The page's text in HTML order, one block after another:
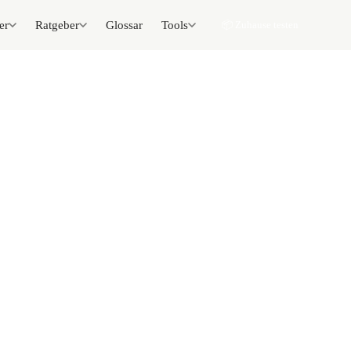
Ratgeber Glossar Tools